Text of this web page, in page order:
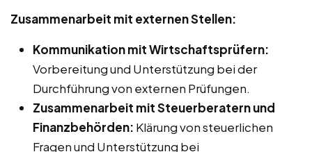
Zusammenarbeit mit externen Stellen:
Kommunikation mit Wirtschaftsprüfern:
Vorbereitung und Unterstützung bei der
Durchführung von externen Prüfungen.
Zusammenarbeit mit Steuerberatern und
Finanzbehörden: Klärung von steuerlichen
Fragen und Unterstützung bei